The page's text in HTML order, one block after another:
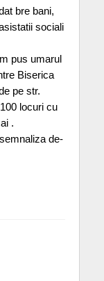
bre bani,
sociali
pus umarul
Biserica
pe str.
locuri cu
.
de-